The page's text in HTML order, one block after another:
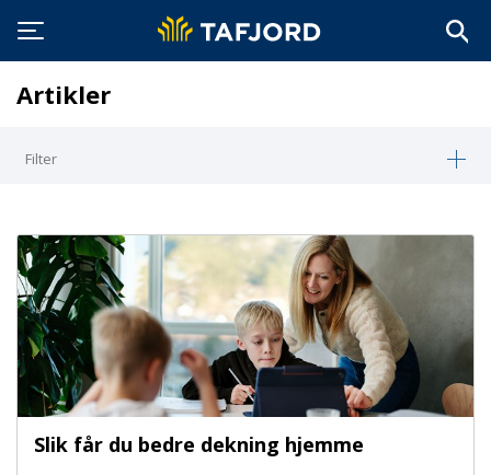
Artikler
Filter
Slik får du bedre dekning hjemme